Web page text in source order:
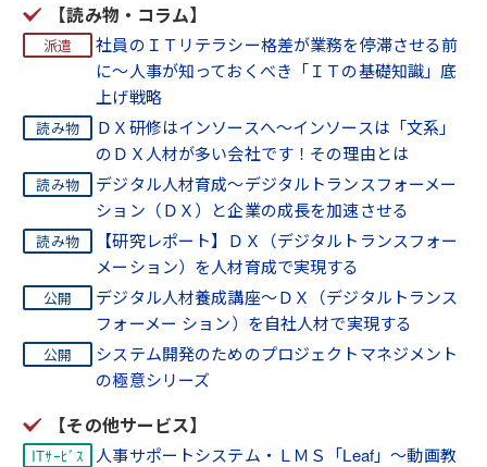
【読み物・コラム】
社員のＩＴリテラシー格差が業務を停滞させる前
に～人事が知っておくべき「ＩＴの基礎知識」底
上げ戦略
ＤＸ研修はインソースへ～インソースは「文系」
のＤＸ人材が多い会社です！その理由とは
デジタル人材育成～デジタルトランスフォーメー
ション（ＤＸ）と企業の成長を加速させる
【研究レポート】ＤＸ（デジタルトランスフォー
メーション）を人材育成で実現する
デジタル人材養成講座～ＤＸ（デジタルトランス
フォーメー ション）を自社人材で実現する
システム開発のためのプロジェクトマネジメント
の極意シリーズ
【その他サービス】
人事サポートシステム・ＬＭＳ「Leaf」～動画教